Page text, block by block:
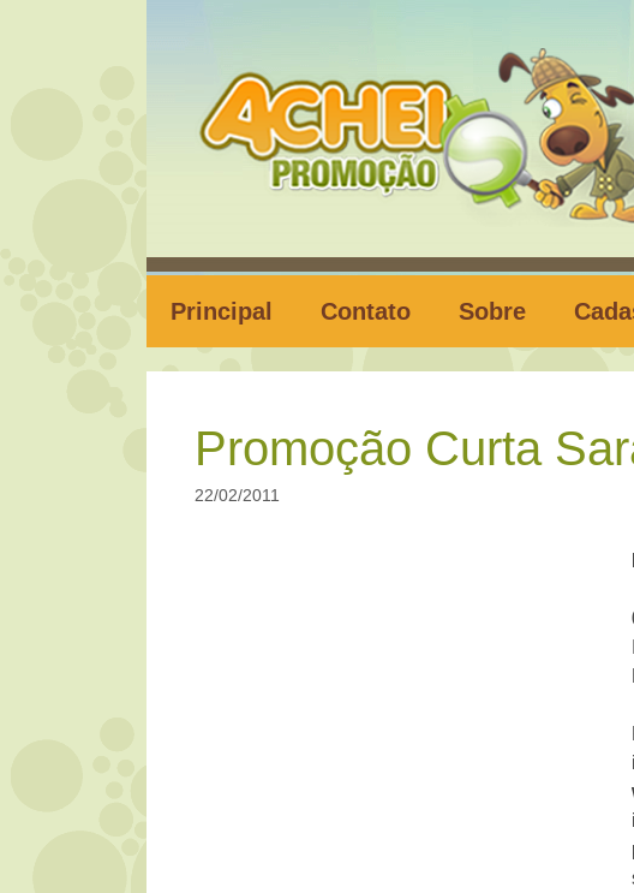
Principal Contato Sobre
Promoção Curta
22/02/2011